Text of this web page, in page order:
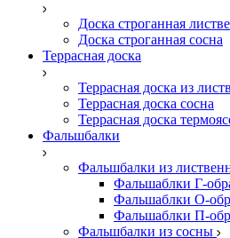
Доска строганная
Доска строганная сосна
Террасная доска
Террасная доска из
Террасная доска сосна
Террасная доска
Фальшбалки
Фальшбалки из
Фальшаблки Г-
Фальшаблки О-
Фальшаблки П-
Фальшбалки из сосны